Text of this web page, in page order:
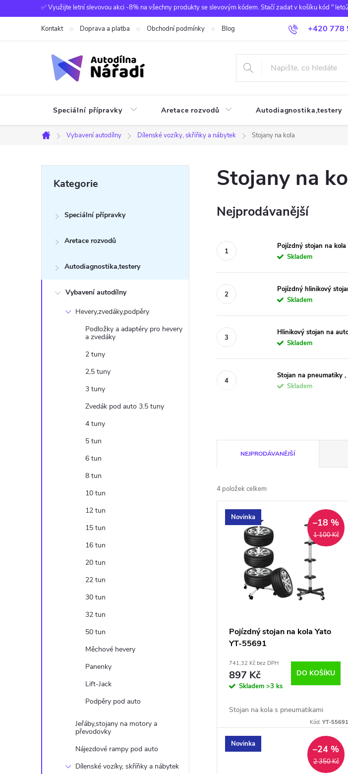
na
✅ Využijte letní slevovou akci -8% na všechny produkty se slevovým kódem. Stačí zadat v košíku kód "
+420 778
Kontakt Doprava a platba Obchodní podmínky Blog
Speciální přípravky Aretace rozvodů Autodiagnostika,testery
Domů
Vybavení autodílny Dílenské vozíky, skříňky a nábytek Stojany na kola
r
kategorie
Kategorie
Speciální přípravky
Aretace rozvodů
Autodiagnostika,testery
Vybavení autodílny
Hevery,zvedáky,podpěry
Podložky a adaptéry pro hevery
a zvedáky
2 tuny
2,5 tuny
3 tuny
Zvedák pod auto 3.5 tuny
4 tuny
5 tun
6 tun
8 tun
10 tun
12 tun
15 tun
16 tun
20 tun
22 tun
30 tun
32 tun
50 tun
Měchové hevery
Panenky
Lift-Jack
Podpěry pod auto
Jeřáby,stojany na motory a
převodovky
Nájezdové rampy pod auto
Dílenské vozíky, skříňky a nábytek
Stojany na
Nejprodávanější
Pojízdný stojan na
Skladem
Pojízdný hlinikový
Skladem
Hlinikový stojan na
Skladem
Stojan na pneumatiky ,
Skladem
a
z
e
k
NEJPRODÁVANĚJŠÍ
4 položek celkem
V
u
k
Novinka
1 100 Kč
–18 %
Pojízdný stojan na kola Yato
YT-55691
741,32 Kč bez DPH
897 Kč
Skladem >3 ks
DO KOŠÍKU
Stojan na kola s pneumatikami
Kód:YT-55691
Novinka
2 350 Kč
–24 %